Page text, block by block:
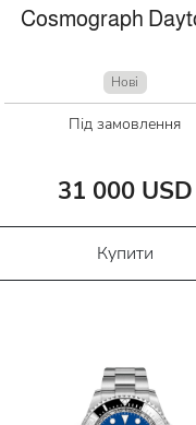
Cosmograph
Нові
Під замовлення
31 000 USD
Купити